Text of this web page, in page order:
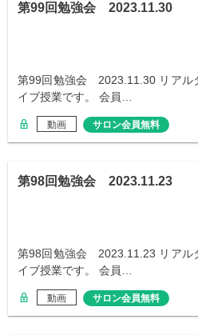
第99回勉強会 2023.11.30
第99回勉強会 2023.11.30 リアル
イブ授業です。 会員…
動画 サロン会員無料
第98回勉強会 2023.11.23
第98回勉強会 2023.11.23 リアル
イブ授業です。 会員…
動画 サロン会員無料